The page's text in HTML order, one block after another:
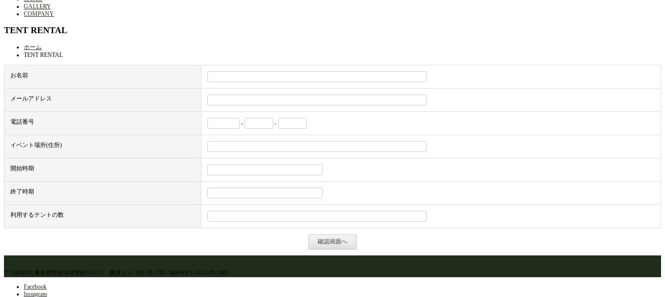
GALLERY
COMPANY
TENT RENTAL
ホーム
TENT RENTAL
お名前
メールアドレス
電話番号 - -
イベント場所(住所)
開始時期
終了時期
利用するテントの数
〒154-0012 東京都世田谷区駒沢2-17-5 廣達ビル TEL 03-5787-5009 FAX 03-4243-3481
Facebook
Instagram